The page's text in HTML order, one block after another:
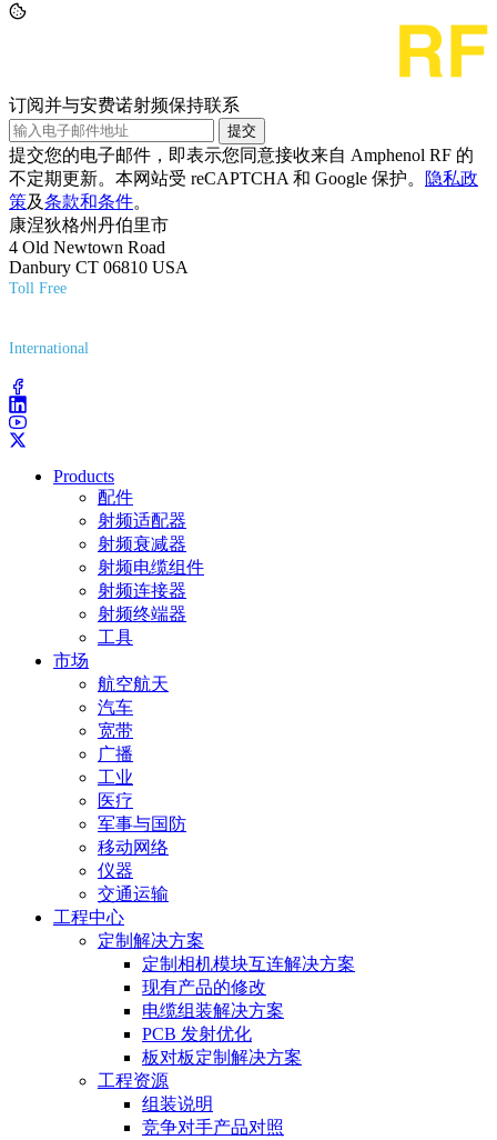
订阅并与安费诺射频保持联系
提交
提交您的电子邮件，即表示您同意接收来自 Amphenol RF 的
不定期更新。本网站受 reCAPTCHA 和 Google 保护。
隐私政
策及条款和条件。
康涅狄格州丹伯里市
4 Old Newtown Road
Danbury CT 06810 USA
Toll Free
International
Products
配件
射频适配器
射频衰减器
射频电缆组件
射频连接器
射频终端器
工具
市场
航空航天
汽车
宽带
广播
工业
医疗
军事与国防
移动网络
仪器
交通运输
工程中心
定制解决方案
定制相机模块互连解决方案
现有产品的修改
电缆组装解决方案
PCB 发射优化
板对板定制解决方案
工程资源
组装说明
竞争对手产品对照